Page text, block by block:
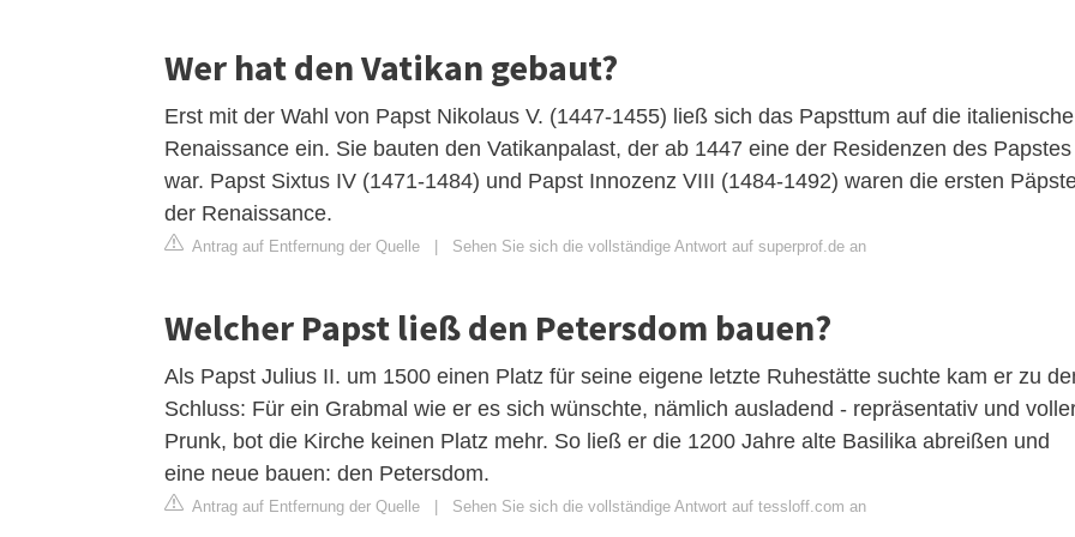
Wer hat den Vatikan gebaut?
Erst mit der Wahl von Papst Nikolaus V. (1447-1455) ließ sich das Papsttum auf die italienische
Renaissance ein. Sie bauten den Vatikanpalast, der ab 1447 eine der Residenzen des Papstes
war. Papst Sixtus IV (1471-1484) und Papst Innozenz VIII (1484-1492) waren die ersten
der Renaissance.
Antrag auf Entfernung der Quelle | Sehen Sie sich die vollständige Antwort auf superprof.de an
Welcher Papst ließ den Petersdom bauen?
Als Papst Julius II. um 1500 einen Platz für seine eigene letzte Ruhestätte suchte kam er zu
Schluss: Für ein Grabmal wie er es sich wünschte, nämlich ausladend - repräsentativ und
Prunk, bot die Kirche keinen Platz mehr. So ließ er die 1200 Jahre alte Basilika abreißen und
eine neue bauen: den Petersdom.
Antrag auf Entfernung der Quelle | Sehen Sie sich die vollständige Antwort auf tessloff.com an